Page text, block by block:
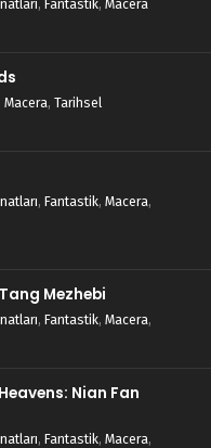
, Fantastik, Macera
Macera, Tarihsel
, Fantastik, Macera,
Mezhebi
, Fantastik, Macera,
Nian Fan
, Fantastik, Macera,